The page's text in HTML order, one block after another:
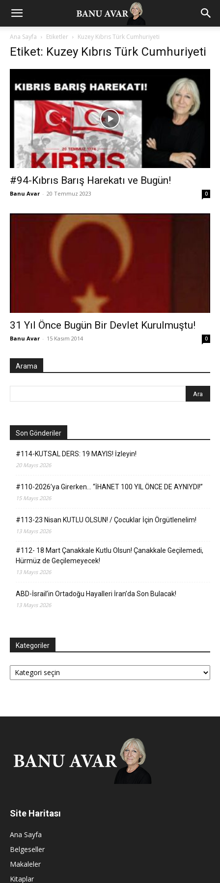
Ana Sayfa Etiketler Kuzey Kıbrıs Türk Cumhuriyeti
Etiket: Kuzey Kıbrıs Türk Cumhuriyeti
#94-Kıbrıs Barış Harekatı ve Bugün!
Banu Avar - 20 Temmuz 2023 0
31 Yıl Önce Bugün Bir Devlet Kurulmuştu!
Banu Avar - 15 Kasım 2014 0
Arama
Son Gönderiler
#114-KUTSAL DERS: 19 MAYIS! İzleyin!
20 Mayıs 2026
#110-2026’ya Girerken… “İHANET 100 YIL ÖNCE DE AYNIYDI!”
15 Mayıs 2026
#113-23 Nisan KUTLU OLSUN! / Çocuklar İçin Örgütlenelim!
13 Mayıs 2026
#112- 18 Mart Çanakkale Kutlu Olsun! Çanakkale Geçilemedi,
Hürmüz de Geçilemeyecek!
13 Mayıs 2026
ABD-İsrail’in Ortadoğu Hayalleri İran’da Son Bulacak!
13 Mayıs 2026
Kategoriler
Kategoriler
Site Haritası
Ana Sayfa
Belgeseller
Makaleler
Kitaplar